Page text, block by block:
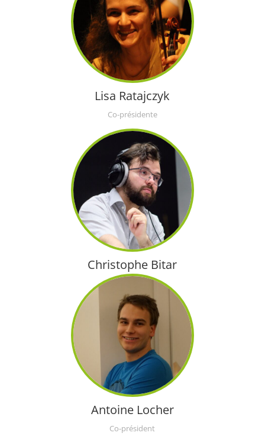
Lisa Ratajczyk
Co-présidente
Christophe Bitar
Partenariats
Antoine Locher
Co-président